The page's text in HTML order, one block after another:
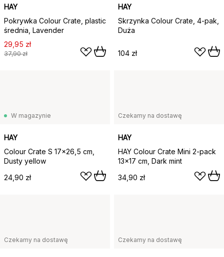
HAY
Pokrywka Colour Crate, plastic
średnia, Lavender
29,95 zł
37,90 zł
HAY
Skrzynka Colour Crate, 4-pak,
Duża
104 zł
W magazynie
HAY
Colour Crate S 17x26,5 cm,
Dusty yellow
24,90 zł
Czekamy na dostawę
HAY
HAY Colour Crate Mini 2-pack
13x17 cm, Dark mint
34,90 zł
Czekamy na dostawę Czekamy na dostawę